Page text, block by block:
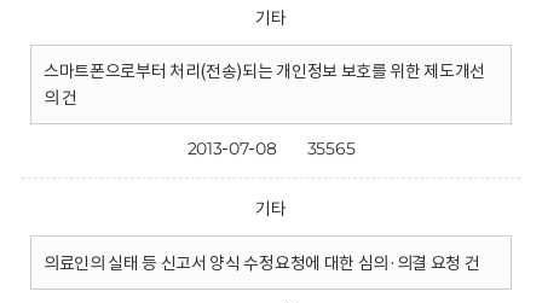
기타
스마트폰으로부터 처리(전송)되는 개인정보 보호를 위한 제도개선
의 건
2013-07-08 35565
기타
의료인의 실태 등 신고서 양식 수정요청에 대한 심의·의결 요청 건